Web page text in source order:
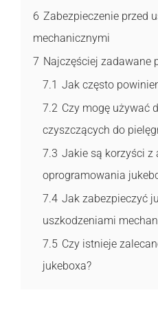
6 Zabezpieczenie przed
mechanicznymi
7 Najczęściej zadawane
7.1 Jak często
7.2 Czy mogę używać
czyszczących do
7.3 Jakie są korzyści z
oprogramowania
7.4 Jak zabezpieczyć
uszkodzeniami
7.5 Czy istnieje
jukeboxa?